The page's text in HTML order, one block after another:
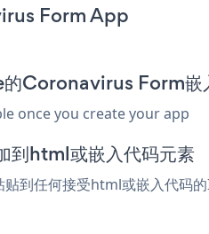
Form App
Coronavirus Form嵌
once you create your app
到html或嵌入代码元素
到任何接受html或嵌入代码